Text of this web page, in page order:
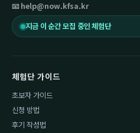
📧 help@now.kfsa.kr
지금 이 순간 모집 중인 체험단
체험단 가이드
초보자 가이드
신청 방법
후기 작성법